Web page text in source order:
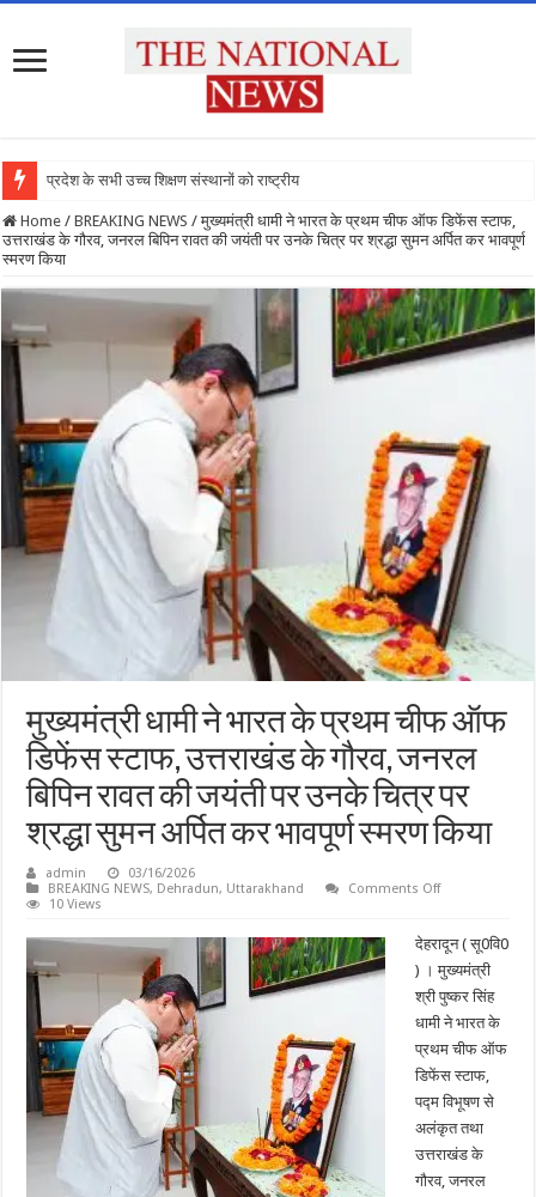
प्रदेश के सभी उच्च शिक्षण संस्थानों को राष्ट्रीय शिक्षा
Home / BREAKING NEWS / मुख्यमंत्री धामी ने भारत के प्रथम चीफ ऑफ डिफेंस स्टाफ,
उत्तराखंड के गौरव, जनरल बिपिन रावत की जयंती पर उनके चित्र पर श्रद्धा सुमन अर्पित कर भावपूर्ण
स्मरण किया
मुख्यमंत्री धामी ने भारत के प्रथम चीफ ऑफ
डिफेंस स्टाफ, उत्तराखंड के गौरव, जनरल
बिपिन रावत की जयंती पर उनके चित्र पर
श्रद्धा सुमन अर्पित कर भावपूर्ण स्मरण किया
admin
03/16/2026
BREAKING NEWS, Dehradun, Uttarakhand Comments Offon
भारत
के
प्रथम
चीफ
ऑफ
डिफेंस
स्टाफ,
उत्तराखंड
के
गौरव,
जनरल
बिपिन
रावत
की
पर
10 Views
देहरादून ( सू0वि0
) । मुख्यमंत्री
श्री पुष्कर सिंह
धामी ने भारत के
प्रथम चीफ ऑफ
डिफेंस स्टाफ,
पद्म विभूषण से
अलंकृत तथा
उत्तराखंड के
गौरव, जनरल